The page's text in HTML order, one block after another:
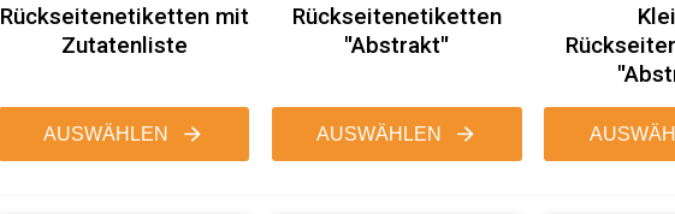
Rückseitenetiketten mit
Zutatenliste
AUSWÄHLEN
Rückseitenetiketten
"Abstrakt"
AUSWÄHLEN